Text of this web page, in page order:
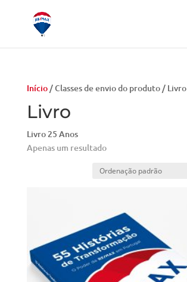
Início/ Classes de envio do produto / Livro
Livro
Livro 25 Anos
Apenas um resultado